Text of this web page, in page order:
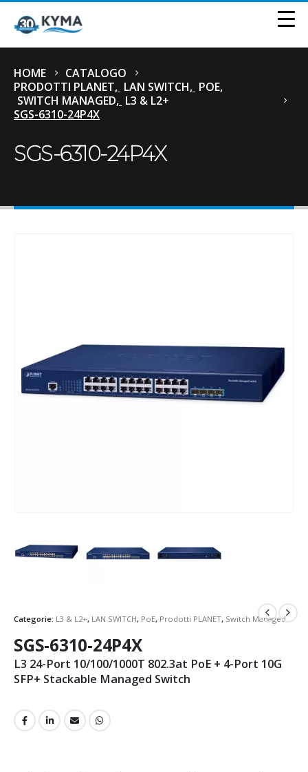
HOME
CATALOGO
PRODOTTI PLANET, LAN SWITCH, POE,
SWITCH MANAGED, L3 & L2+
SGS-6310-24P4X
SGS-6310-24P4X
Categorie: L3 & L2+, LAN SWITCH, PoE, Prodotti PLANET, Switch Managed
SGS-6310-24P4X
L3 24-Port 10/100/1000T 802.3at PoE + 4-Port 10G
SFP+ Stackable Managed Switch